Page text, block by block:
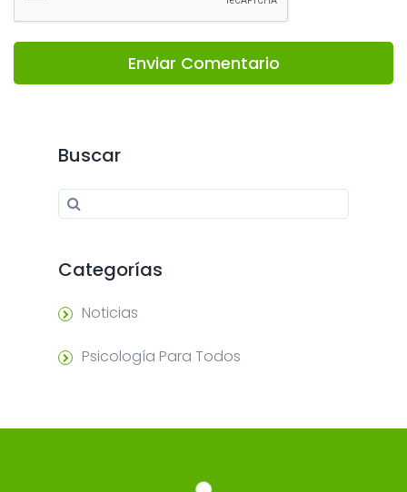
Enviar Comentario
Buscar
Search for:
Categorías
Noticias
Psicología Para Todos